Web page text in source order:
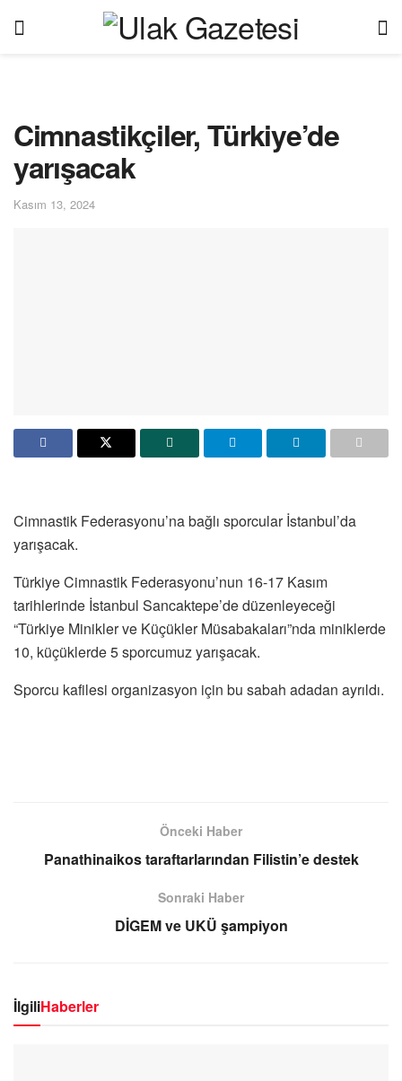
Cimnastikçiler, Türkiye’de
yarışacak
Kasım 13, 2024
Cimnastik Federasyonu’na bağlı sporcular İstanbul’da
yarışacak.
Türkiye Cimnastik Federasyonu’nun 16-17 Kasım
tarihlerinde İstanbul Sancaktepe’de düzenleyeceği
“Türkiye Minikler ve Küçükler Müsabakaları”nda miniklerde
10, küçüklerde 5 sporcumuz yarışacak.
Sporcu kafilesi organizasyon için bu sabah adadan ayrıldı.
Önceki Haber
Panathinaikos taraftarlarından Filistin’e destek
Sonraki Haber
DİGEM ve UKÜ şampiyon
İlgiliHaberler